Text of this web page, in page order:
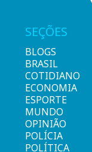
SEÇÕES
BLOGS
BRASIL
COTIDIANO
ECONOMIA
ESPORTE
MUNDO
OPINIÃO
POLÍCIA
POLÍTICA